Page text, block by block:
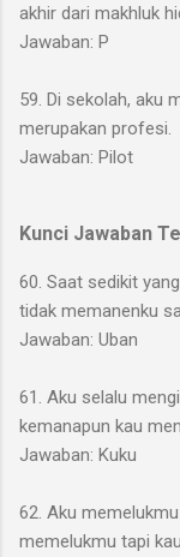
akhir dari makhluk
Jawaban: P
59. Di sekolah, aku
merupakan profesi.
Jawaban: Pilot
Kunci Jawaban
60. Saat sedikit
tidak memanenku
Jawaban: Uban
61. Aku selalu
kemanapun kau
Jawaban: Kuku
62. Aku
memelukmu tapi